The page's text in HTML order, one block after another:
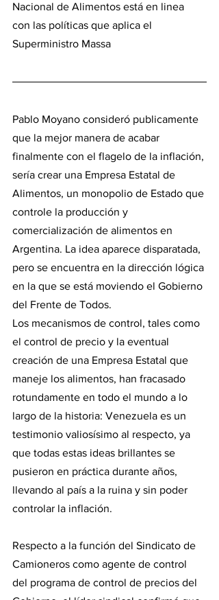
Nacional de Alimentos está en linea
con las políticas que aplica el
Superministro Massa
Pablo Moyano consideró publicamente
que la mejor manera de acabar
finalmente con el flagelo de la inflación,
sería crear una Empresa Estatal de
Alimentos, un monopolio de Estado que
controle la producción y
comercialización de alimentos en
Argentina. La idea aparece disparatada,
pero se encuentra en la dirección lógica
en la que se está moviendo el Gobierno
del Frente de Todos.
Los mecanismos de control, tales como
el control de precio y la eventual
creación de una Empresa Estatal que
maneje los alimentos, han fracasado
rotundamente en todo el mundo a lo
largo de la historia: Venezuela es un
testimonio valiosísimo al respecto, ya
que todas estas ideas brillantes se
pusieron en práctica durante años,
llevando al país a la ruina y sin poder
controlar la inflación.
Respecto a la función del Sindicato de
Camioneros como agente de control
del programa de control de precios del